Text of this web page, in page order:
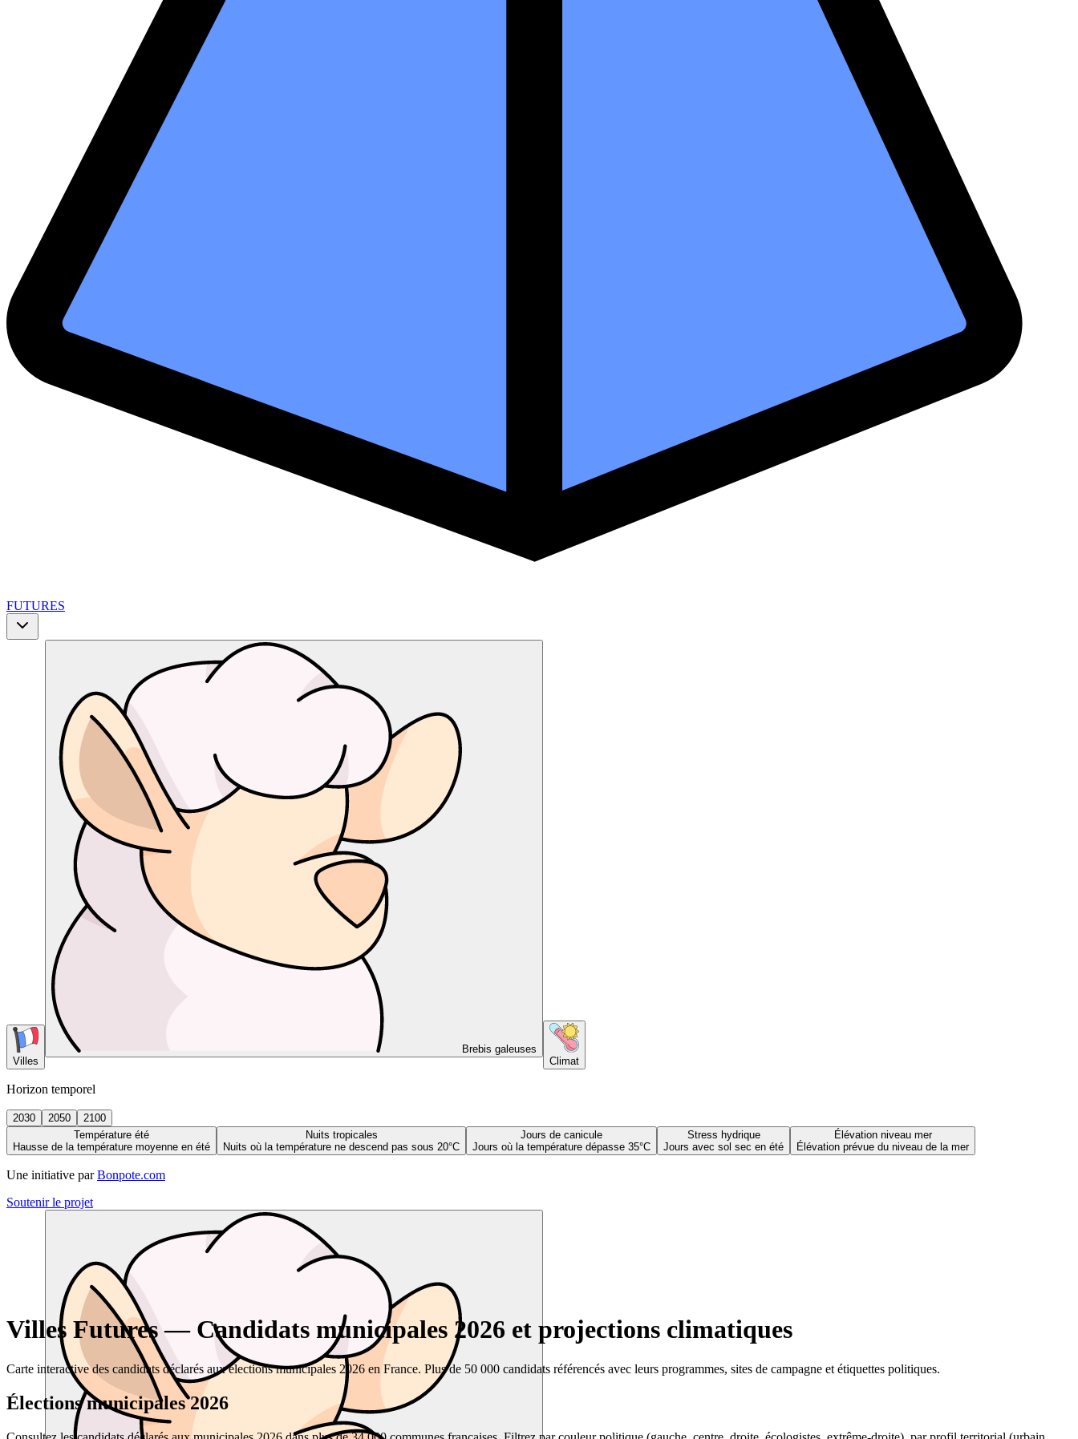
FUTURES
Villes
Brebis galeuses
Climat
Horizon temporel
2030 2050
2100
Température été
Hausse de la température moyenne en été
Nuits tropicales
Nuits où la température ne descend pas sous 20°C
Jours de canicule
Jours où la température dépasse 35°C
Stress hydrique
Jours avec sol sec en été
Élévation niveau mer
Élévation prévue du niveau de la mer
Une initiative par Bonpote.com
Soutenir le projet
Villes Futures — Candidats municipales 2026 et projections climatiques
Carte interactive des candidats déclarés aux élections municipales 2026 en France. Plus de 50 000 candidats référencés avec leurs programmes, sites de campagne et étiquettes politiques.
Élections municipales 2026